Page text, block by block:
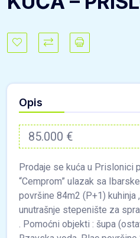
Opis
85.000 €
Prodaje se kuća u Prislonici
“Cemprom” ulazak sa
površine 84m2 (P+1) kuhinja
unutrašnje stepenište za
. Pomoćni objekti : šupa